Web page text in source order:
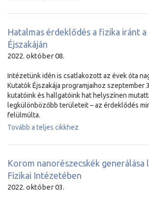
Hatalmas érdeklődés a fizika iránt
Éjszakáján
2022. október 08.
Intézetünk idén is csatlakozott az évek óta
Kutatók Éjszakája programjaihoz szeptember
kutatóink és hallgatóink hat helyszínen
legkülönbözőbb területeit – az érdeklődés
felülmúlta.
Tovább a teljes cikkhez
Korom nanorészecskék generálása
Fizikai Intézetében
2022. október 03.